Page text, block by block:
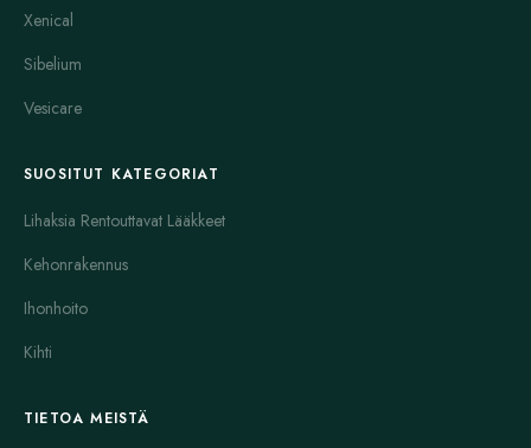
Xenical
Sibelium
Vesicare
SUOSITUT KATEGORIAT
Lihaksia Rentouttavat Lääkkeet
Kehonrakennus
Ihonhoito
Kihti
TIETOA MEISTÄ